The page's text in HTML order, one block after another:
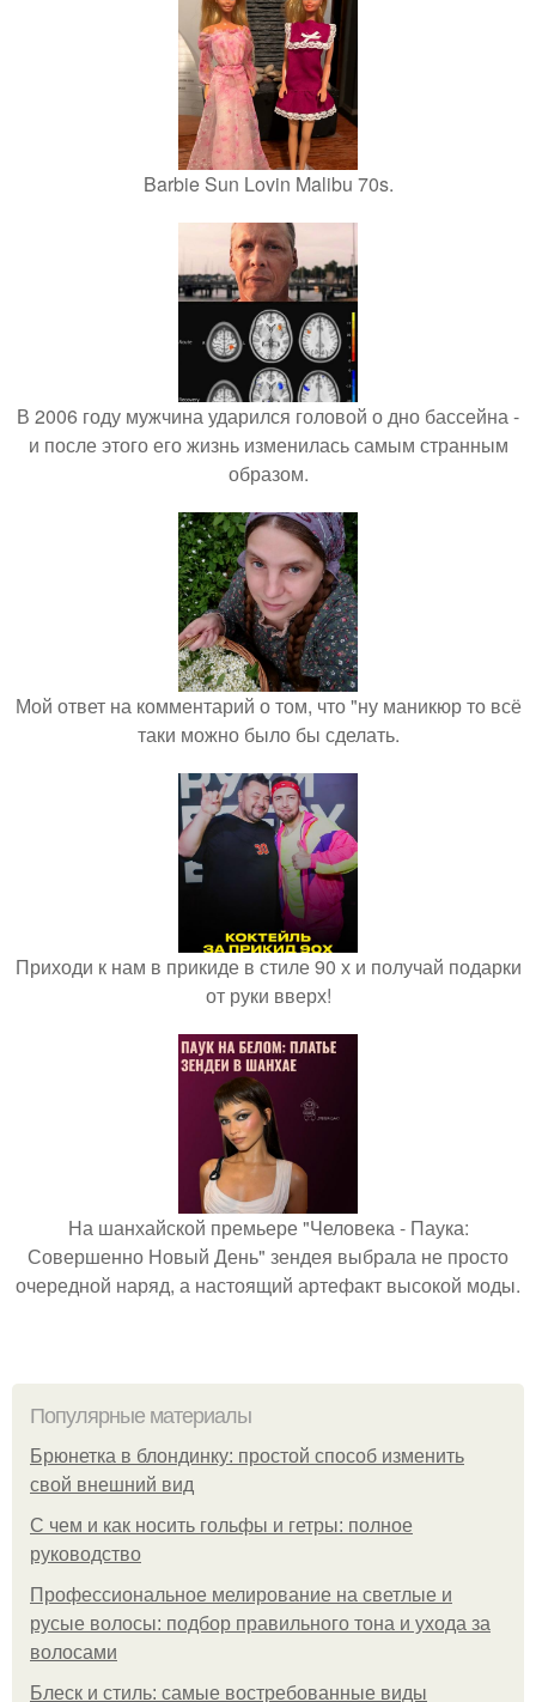
Barbie Sun Lovin Malibu 70s.
В 2006 году мужчина ударился головой о дно бассейна -
и после этого его жизнь изменилась самым странным
образом.
Мой ответ на комментарий о том, что "ну маникюр то всё
таки можно было бы сделать.
Приходи к нам в прикиде в стиле 90 х и получай подарки
от руки вверх!
На шанхайской премьере "Человека - Паука:
Совершенно Новый День" зендея выбрала не просто
очередной наряд, а настоящий артефакт высокой моды.
Популярные материалы
Брюнетка в блондинку: простой способ изменить
свой внешний вид
С чем и как носить гольфы и гетры: полное
руководство
Профессиональное мелирование на светлые и
русые волосы: подбор правильного тона и ухода за
волосами
Блеск и стиль: самые востребованные виды